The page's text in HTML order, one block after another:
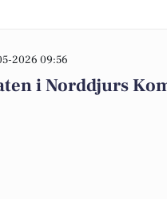
2026 09:56
i Norddjurs